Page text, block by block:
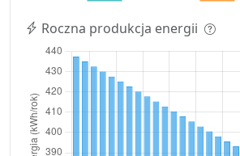
Roczna produkcja energii